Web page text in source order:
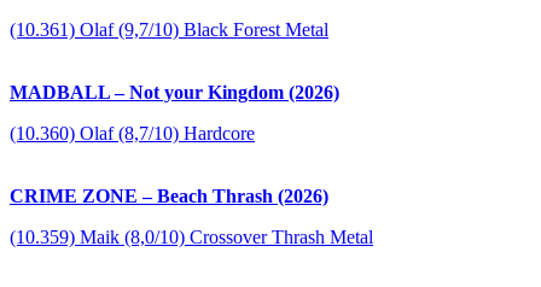
(10.361) Olaf (9,7/10) Black Forest Metal
MADBALL – Not your Kingdom (2026)
(10.360) Olaf (8,7/10) Hardcore
CRIME ZONE – Beach Thrash (2026)
(10.359) Maik (8,0/10) Crossover Thrash Metal